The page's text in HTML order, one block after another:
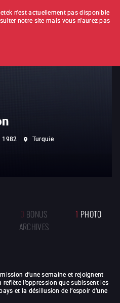
ABONNEMENT
1982 Turquie
0 BONUS
ARCHIVES
1 PHOTO
d’une semaine et rejoignent
l’oppression que subissent les
et la désillusion de l’espoir d’une
n'est actuellement pas disponible
notre site mais vous n'aurez pas